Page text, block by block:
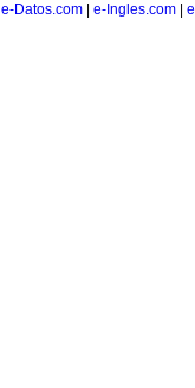
e-Datos.com e-Ingles.com